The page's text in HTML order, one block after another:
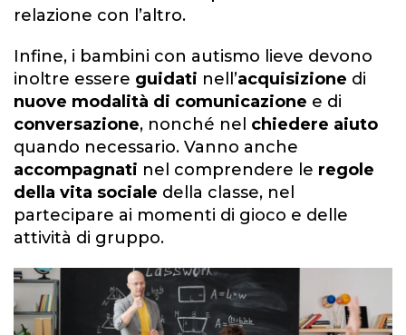
relazione con l’altro.
Infine, i bambini con autismo lieve devono
inoltre essere guidati nell’acquisizione di
nuove modalità di comunicazione e di
conversazione, nonché nel chiedere aiuto
quando necessario. Vanno anche
accompagnati nel comprendere le regole
della vita sociale della classe, nel
partecipare ai momenti di gioco e delle
attività di gruppo.